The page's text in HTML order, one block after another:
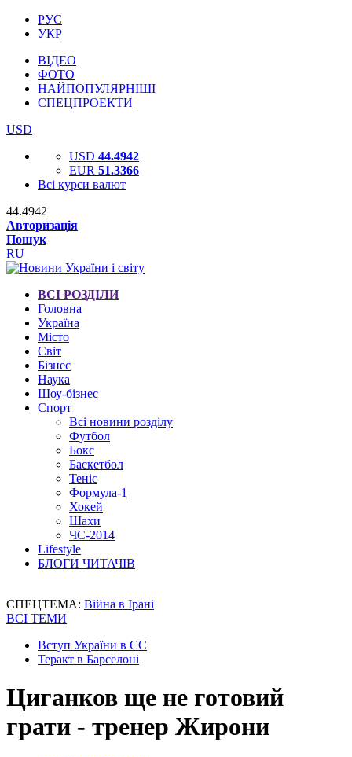
РУС
УКР
ВІДЕО
ФОТО
НАЙПОПУЛЯРНІШІ
СПЕЦПРОЕКТИ
USD
USD 44.4942
EUR 51.3366
Всі курси валют
44.4942
Авторизація
Пошук
RU
ВСІ РОЗДІЛИ
Головна
Україна
Місто
Світ
Бізнес
Наука
Шоу-бізнес
Спорт
Всі новини розділу
Футбол
Бокс
Баскетбол
Теніс
Формула-1
Хокей
Шахи
ЧС-2014
Lifestyle
БЛОГИ ЧИТАЧІВ
СПЕЦТЕМА: Війна в Ірані
ВСІ ТЕМИ
Вступ України в ЄС
Теракт в Барселоні
Циганков ще не готовий
грати - тренер Жирони